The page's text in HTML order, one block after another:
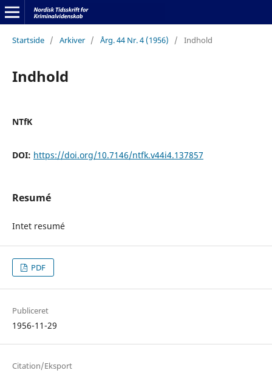
Startside / Arkiver / Årg. 44 Nr. 4 (1956) / Indhold
Indhold
NTfK
DOI: https://doi.org/10.7146/ntfk.v44i4.137857
Resumé
Intet resumé
PDF
Publiceret
1956-11-29
Citation/Eksport